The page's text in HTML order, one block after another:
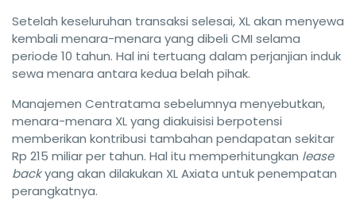
Setelah keseluruhan transaksi selesai, XL akan menyewa
kembali menara-menara yang dibeli CMI selama
periode 10 tahun. Hal ini tertuang dalam perjanjian induk
sewa menara antara kedua belah pihak.
Manajemen Centratama sebelumnya menyebutkan,
menara-menara XL yang diakuisisi berpotensi
memberikan kontribusi tambahan pendapatan sekitar
Rp 215 miliar per tahun. Hal itu memperhitungkan lease
backyang akan dilakukan XL Axiata untuk penempatan
perangkatnya.